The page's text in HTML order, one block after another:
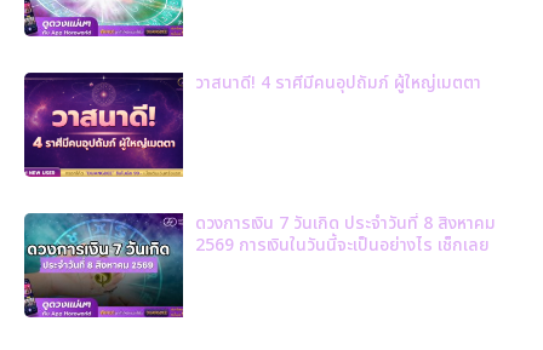
วาสนาดี! 4 ราศีมีคนอุปถัมภ์ ผู้ใหญ่เมตตา
ดวงการเงิน 7 วันเกิด ประจำวันที่ 8 สิงหาคม
2569 การเงินในวันนี้จะเป็นอย่างไร เช็กเลย